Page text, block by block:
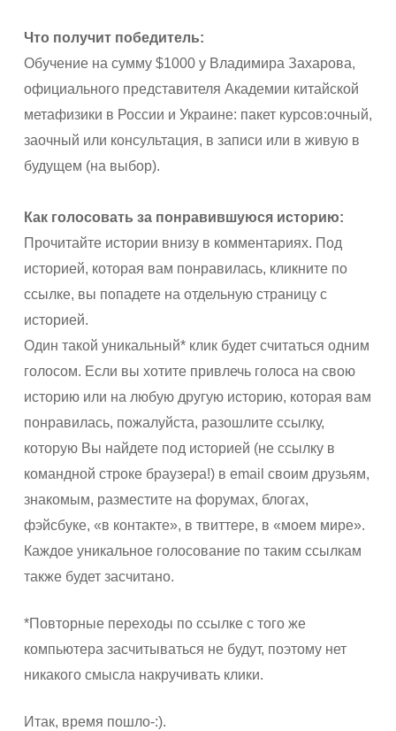
Что получит победитель:
Обучение на сумму $1000 у Владимира Захарова,
официального представителя Академии китайской
метафизики в России и Украине: пакет курсов:очный,
заочный или консультация, в записи или в живую в
будущем (на выбор).
Как голосовать за понравившуюся историю:
Прочитайте истории внизу в комментариях. Под
историей, которая вам понравилась, кликните по
ссылке, вы попадете на отдельную страницу с
историей.
Один такой уникальный* клик будет считаться одним
голосом. Если вы хотите привлечь голоса на свою
историю или на любую другую историю, которая вам
понравилась, пожалуйста, разошлите ссылку,
которую Вы найдете под историей (не ссылку в
командной строке браузера!) в email своим друзьям,
знакомым, разместите на форумах, блогах,
фэйсбуке, «в контакте», в твиттере, в «моем мире».
Каждое уникальное голосование по таким ссылкам
также будет засчитано.
*Повторные переходы по ссылке с того же
компьютера засчитываться не будут, поэтому нет
никакого смысла накручивать клики.
Итак, время пошло-:).